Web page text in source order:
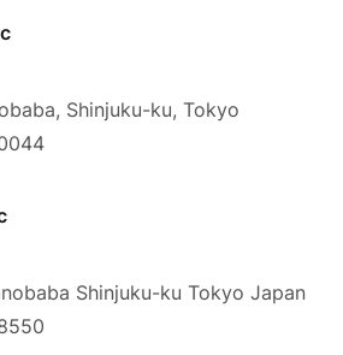
Shinjuku-ku, Tokyo
Shinjuku-ku Tokyo Japan